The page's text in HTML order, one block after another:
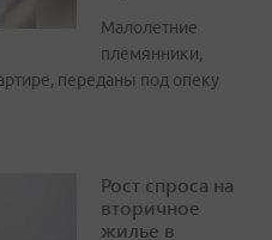
Малолетние
племянники,
переданы под опеку
Рост спроса на
вторичное
жилье в